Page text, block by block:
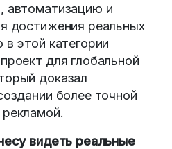
автоматизацию и
достижения реальных
этой категории
для глобальной
доказал
более точной
видеть реальные